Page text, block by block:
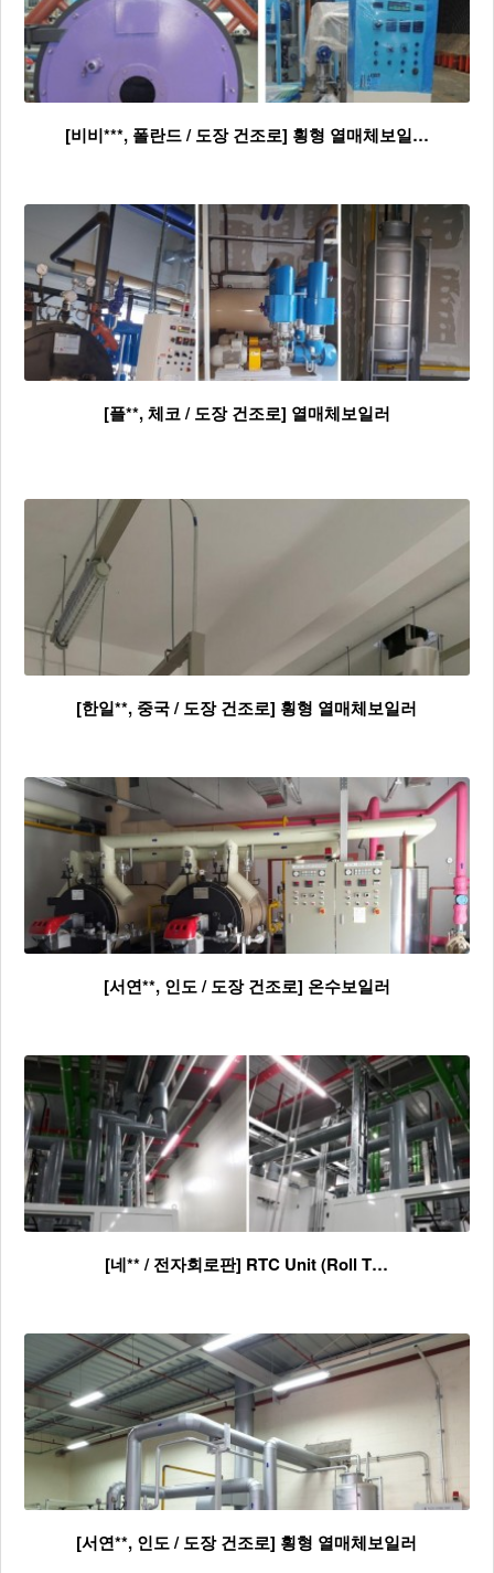
[비비***, 폴란드 / 도장 건조로] 횡형 열매체보일…
[플**, 체코 / 도장 건조로] 열매체보일러
[한일**, 중국 / 도장 건조로] 횡형 열매체보일러
[서연**, 인도 / 도장 건조로] 온수보일러
[네** / 전자회로판] RTC Unit (Roll T…
[서연**, 인도 / 도장 건조로] 횡형 열매체보일러